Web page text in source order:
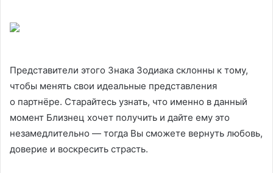
Представители этого Знака Зодиака склонны к тому,
чтобы менять свои идеальные представления
о партнёре. Старайтесь узнать, что именно в данный
момент Близнец хочет получить и дайте ему это
незамедлительно — тогда Вы сможете вернуть любовь,
доверие и воскресить страсть.